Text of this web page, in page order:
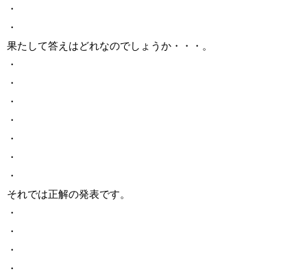
・
・
果たして答えはどれなのでしょうか・・・。
・
・
・
・
・
・
・
それでは正解の発表です。
・
・
・
・